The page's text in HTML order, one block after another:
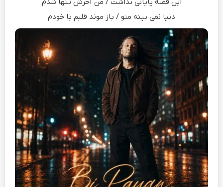
دنیا نمی بینه منو / باز موند قلبم با خودم